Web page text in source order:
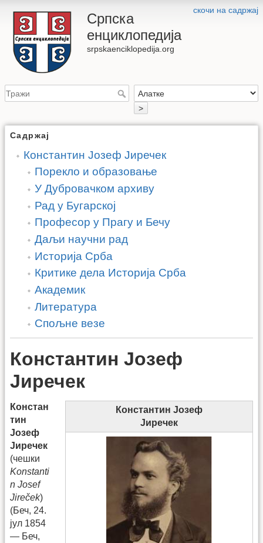
скочи на садржај
Српска
енциклопедија
srpskaenciklopedija.org
>
Садржај
Константин Јозеф Јиречек
Порекло и образовање
У Дубровачком архиву
Рад у Бугарској
Професор у Прагу и Бечу
Даљи научни рад
Историја Срба
Критике дела Историја Срба
Академик
Литература
Спољне везе
Константин Јозеф
Јиречек
Константин Јозеф
Јиречек
Констан
тин
Јозеф
Јиречек
(чешки
Konstanti
n Josef
Jireček)
(Беч, 24.
јул 1854
— Беч,